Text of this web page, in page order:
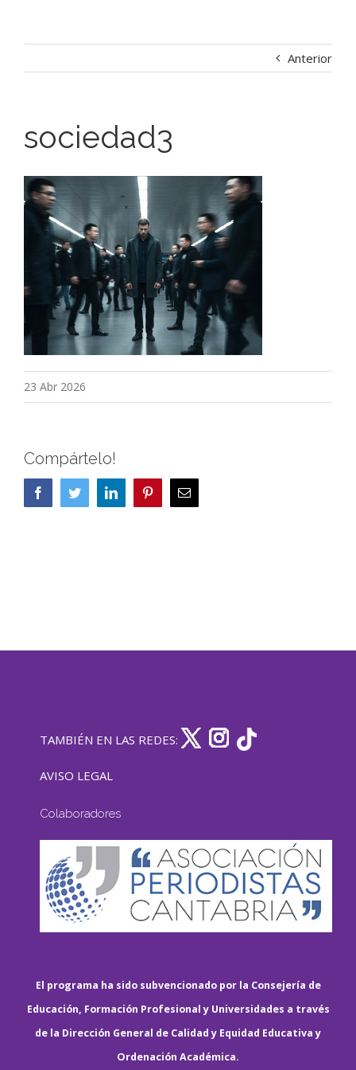
Anterior
sociedad3
23 Abr 2026
Compártelo!
FacebookTwitterLinkedIn PinterestCorreo
electrónico
TAMBIÉN EN LAS REDES:
AVISO LEGAL
Colaboradores
El programa ha sido subvencionado por la Consejería de
Educación, Formación Profesional y Universidades a través
de la Dirección General de Calidad y Equidad Educativa y
Ordenación Académica.